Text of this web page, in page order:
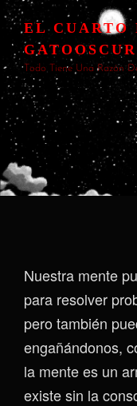
EL CUARTO
Todo Tiene Una Razón
Nuestra mente
para resolver
pero también
engañándonos,
la mente es un
existe sin la